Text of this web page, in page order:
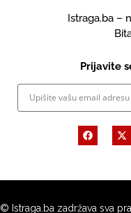
Istraga.ba –
Prijavite
© Istraga.ba zadržava sva